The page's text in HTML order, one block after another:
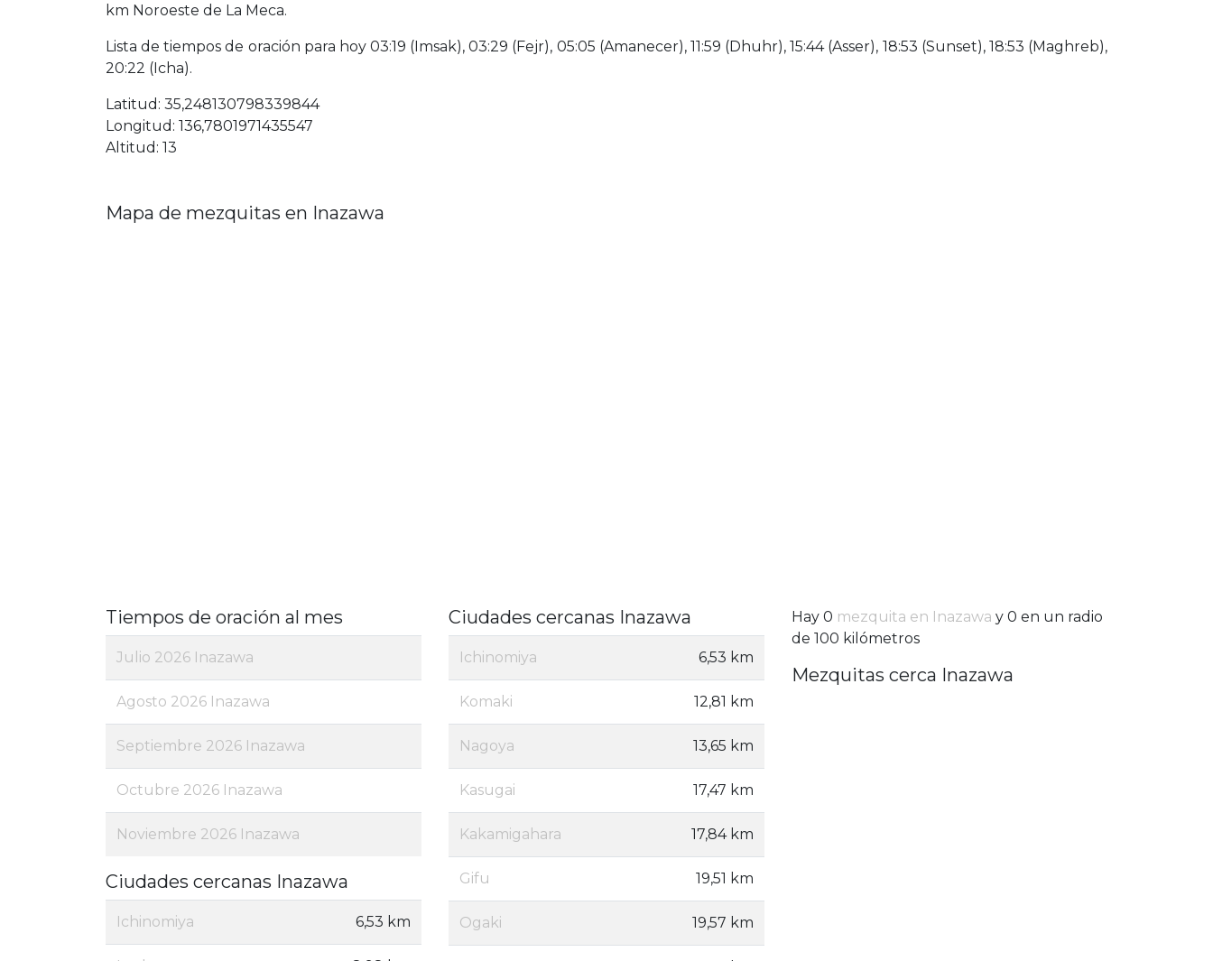
km Noroeste de La Meca.
Lista de tiempos de oración para hoy 03:19 (Imsak), 03:29 (Fejr), 05:05 (Amanecer), 11:59 (Dhuhr), 15:44 (Asser), 18:53 (Sunset), 18:53 (Maghreb),
20:22 (Icha).
Latitud: 35,248130798339844
Longitud: 136,7801971435547
Altitud: 13
Mapa de mezquitas en Inazawa
Tiempos de oración al mes
Julio 2026 Inazawa
Agosto 2026 Inazawa
Septiembre 2026 Inazawa
Octubre 2026 Inazawa
Noviembre 2026 Inazawa
Ciudades cercanas Inazawa
Ichinomiya 6,53 km
Ciudades cercanas Inazawa
Ichinomiya 6,53 km
Komaki 12,81 km
Nagoya 13,65 km
Kasugai 17,47 km
Kakamigahara 17,84 km
Gifu 19,51 km
Ogaki 19,57 km
Hay 0 mezquita en Inazawa y 0 en un radio
de 100 kilómetros
Mezquitas cerca Inazawa